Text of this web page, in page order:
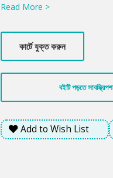
বলি। এই স্বপ্নের পিছেই দৌড়াই আমরা
সেলসকে প্রফেশন হিসেবে নিতে কিছু
Read More >
কার্টে যুক্ত করুন
বইটি পড়তে
Add to Wish List